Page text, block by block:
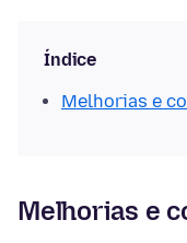
Índice
Melhorias e
Melhorias e